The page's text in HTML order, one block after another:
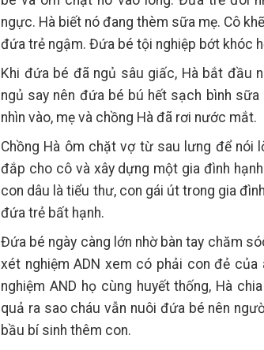
ngực. Hà biết nó đang thèm sữa mẹ. Cô
đứa trẻ ngậm. Đứa bé tội nghiệp bớt khóc
Khi đứa bé đã ngủ sâu giấc, Hà bắt đầu
ngủ say nên đứa bé bú hết sạch bình
nhìn vào, mẹ và chồng Hà đã rơi nước mắt.
Chồng Hà ôm chặt vợ từ sau lưng để nói
đắp cho cô và xây dựng một gia đình
con dâu là tiểu thư, con gái út trong gia
đứa trẻ bất hạnh.
Đứa bé ngày càng lớn nhờ bàn tay chăm
xét nghiệm ADN xem có phải con đẻ của
nghiệm AND họ cùng huyết thống, Hà
quả ra sao cháu vẫn nuôi đứa bé nên
bầu bí sinh thêm con.